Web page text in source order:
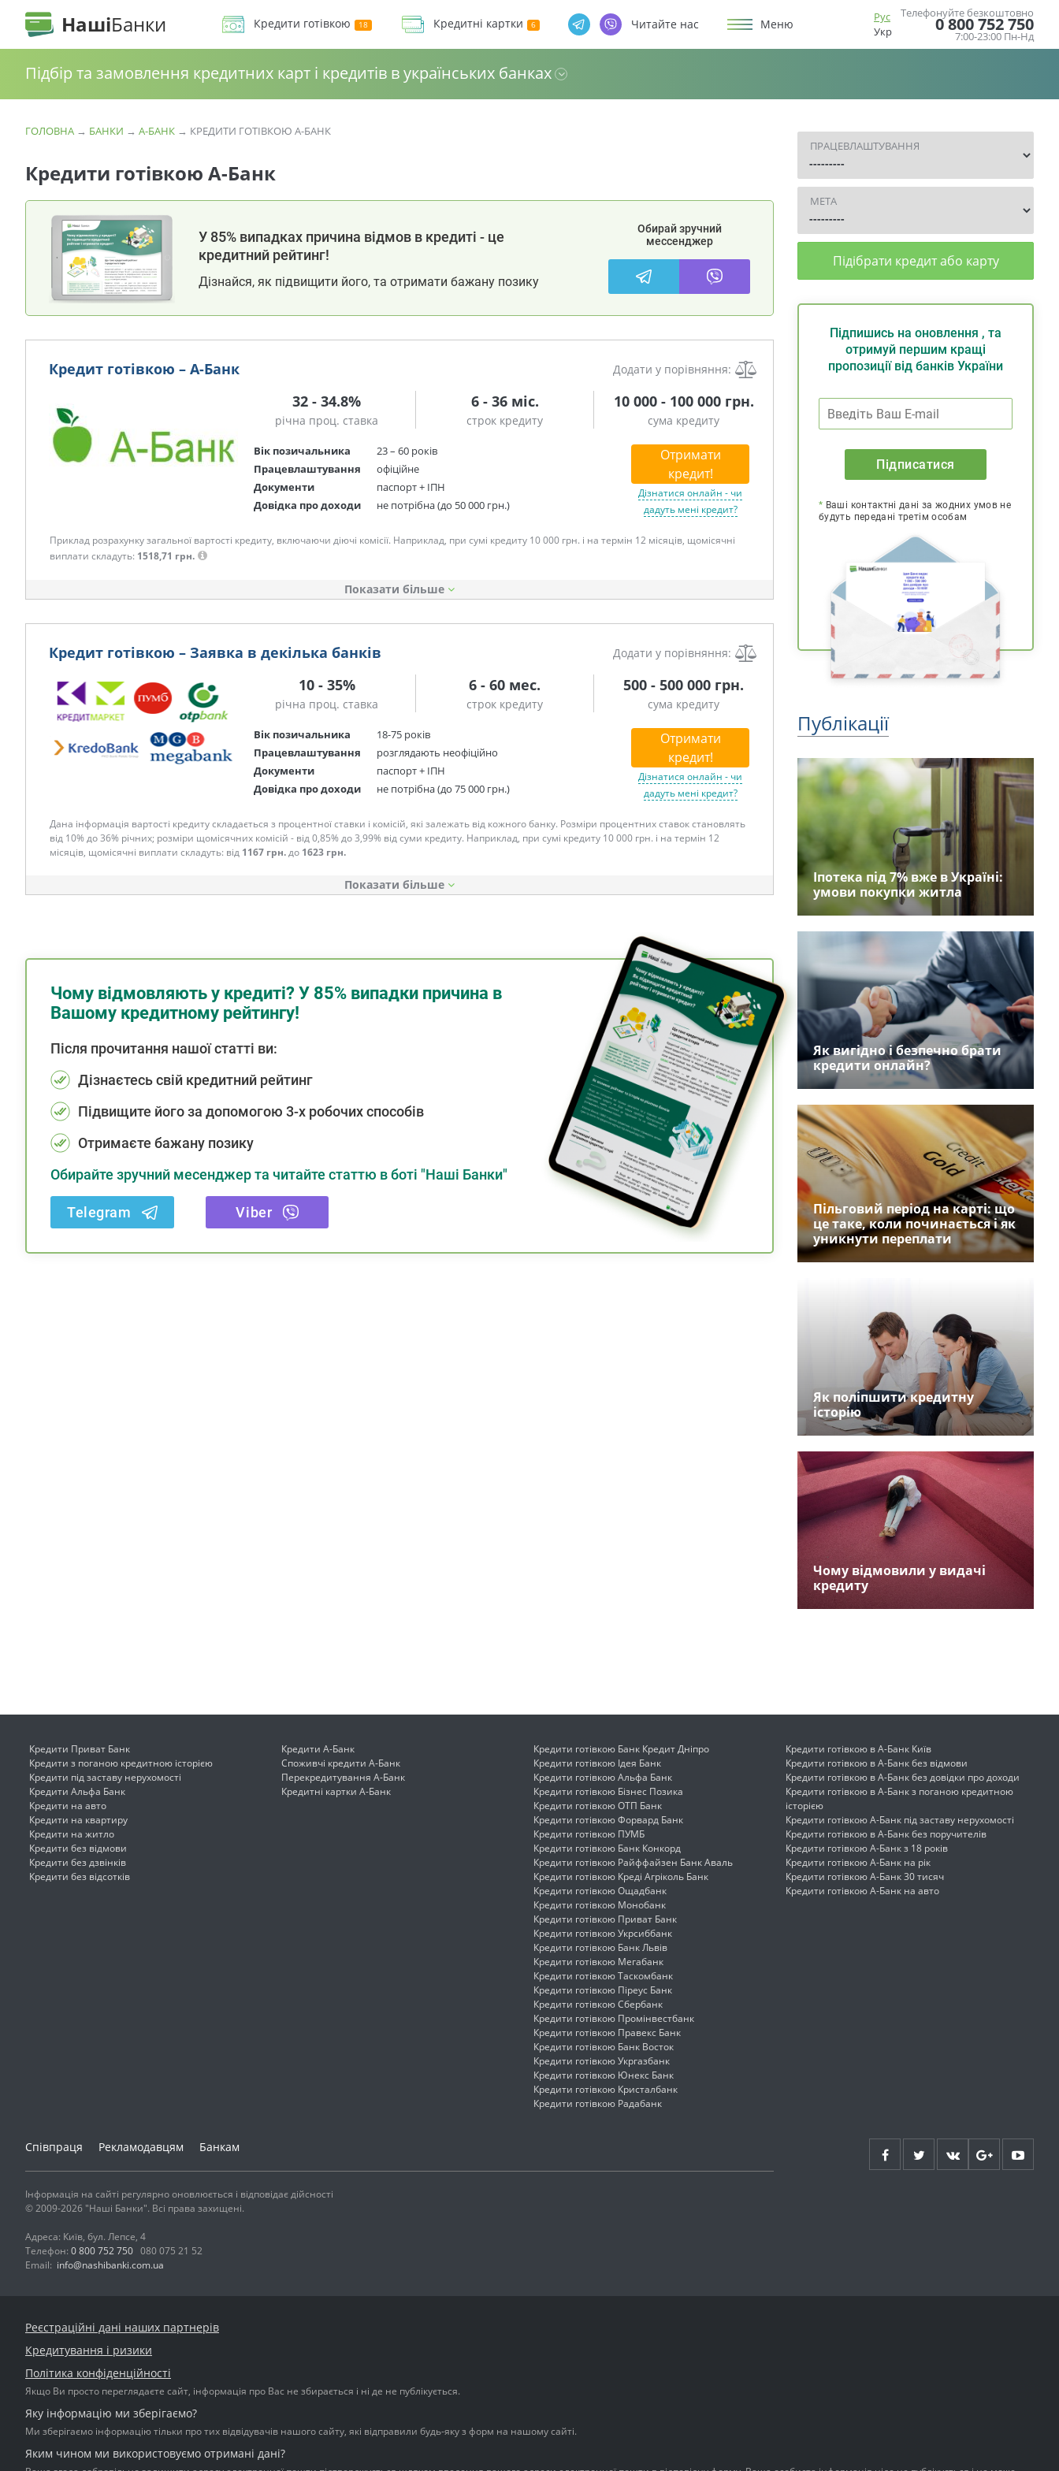
НашіБанки Кредити готівкою Кредитні картки Читайте нас Меню
Рус
Укр
Телефонуйте безкоштовно
0 800 752 750
7:00-23:00 Пн-Нд
Підбір та замовлення кредитних карт і кредитів в українських банках
ГОЛОВНА → БАНКИ → А-БАНК → КРЕДИТИ ГОТІВКОЮ А-БАНК
Кредити готівкою А-Банк
У 85% випадках причина відмов в кредиті - це
кредитний рейтинг!
Дізнайся, як підвищити його, та отримати бажану позику
Обирай зручний
мессенджер
Кредит готівкою – А-Банк Додати у порівняння:
32 - 34.8%
річна проц. ставка
6 - 36 міс.
строк кредиту
10 000 - 100 000 грн.
сума кредиту
Вік позичальника
23 – 60 років
Працевлаштування
офіційне
Документи
паспорт + ІПН
Довідка про доходи
не потрібна (до 50 000 грн.)
Отримати
кредит!
Дізнатися онлайн - чи
дадуть мені кредит?
Приклад розрахунку загальної вартості кредиту, включаючи діючі комісії. Наприклад, при сумі кредиту 10 000 грн. і на термін 12 місяців, щомісячні
виплати складуть: 1518,71 грн.
Показати
Кредит готівкою – Заявка в декілька банків Додати у порівняння:
10 - 35%
річна проц. ставка
6 - 60 мес.
строк кредиту
500 - 500 000 грн.
сума кредиту
Вік позичальника
18-75 років
Працевлаштування
розглядають неофіційно
Документи
паспорт + ІПН
Довідка про доходи
не потрібна (до 75 000 грн.)
Отримати
кредит!
Дізнатися онлайн - чи
дадуть мені кредит?
Дана інформація вартості кредиту складається з процентної ставки і комісій, які залежать від кожного банку. Розміри процентних ставок становлять
від 10% до 36% річних; розміри щомісячних комісій - від 0,85% до 3,99% від суми кредиту. Наприклад, при сумі кредиту 10 000 грн. і на термін 12
місяців, щомісячні виплати складуть: від 1167 грн.до 1623 грн.
Показати
Чому відмовляють у кредиті? У 85% випадки причина в
Вашому кредитному рейтингу!
Після прочитання нашої статті ви:
Дізнаєтесь свій кредитний рейтинг
Підвищите його за допомогою 3-х робочих способів
Отримаєте бажану позику
Обирайте зручний месенджер та читайте статтю в боті "Наші Банки"
Telegram Viber
ПРАЦЕВЛАШТУВАННЯ
МЕТА
Підібрати кредит або карту
Підпишись на оновлення , та
отримуй першим кращі
пропозиції від банків України
Підписатися
* Ваші контактні дані за жодних умов не
будуть передані третім особам
Публікації
Іпотека під 7% вже в Україні:
умови покупки житла
Як вигідно і безпечно брати
кредити онлайн?
Пільговий період на карті: що
це таке, коли починається і як
уникнути переплати
Як поліпшити кредитну
історію
Чому відмовили у видачі
кредиту
Кредити Приват Банк
Кредити з поганою кредитною історією
Кредити під заставу нерухомості
Кредити Альфа Банк
Кредити на авто
Кредити на квартиру
Кредити на житло
Кредити без відмови
Кредити без дзвінків
Кредити без відсотків
Кредити А-Банк
Споживчі кредити А-Банк
Перекредитування А-Банк
Кредитні картки А-Банк
Кредити готівкою Банк Кредит Дніпро
Кредити готівкою Ідея Банк
Кредити готівкою Альфа Банк
Кредити готівкою Бізнес Позика
Кредити готівкою ОТП Банк
Кредити готівкою Форвард Банк
Кредити готівкою ПУМБ
Кредити готівкою Банк Конкорд
Кредити готівкою Райффайзен Банк Аваль
Кредити готівкою Креді Агріколь Банк
Кредити готівкою Ощадбанк
Кредити готівкою Монобанк
Кредити готівкою Приват Банк
Кредити готівкою Укрсиббанк
Кредити готівкою Банк Львів
Кредити готівкою Мегабанк
Кредити готівкою Таскомбанк
Кредити готівкою Піреус Банк
Кредити готівкою Сбербанк
Кредити готівкою Промінвестбанк
Кредити готівкою Правекс Банк
Кредити готівкою Банк Восток
Кредити готівкою Укргазбанк
Кредити готівкою Юнекс Банк
Кредити готівкою Кристалбанк
Кредити готівкою Радабанк
Кредити готівкою в А-Банк Київ
Кредити готівкою в А-Банк без відмови
Кредити готівкою в А-Банк без довідки про доходи
Кредити готівкою в А-Банк з поганою кредитною
історією
Кредити готівкою А-Банк під заставу нерухомості
Кредити готівкою в А-Банк без поручителів
Кредити готівкою А-Банк з 18 років
Кредити готівкою А-Банк на рік
Кредити готівкою А-Банк 30 тисяч
Кредити готівкою А-Банк на авто
Співпраця Рекламодавцям Банкам
Інформація на сайті регулярно оновлюється і відповідає дійсності
© 2009-2026 "Наші Банки". Всі права захищені.
Адреса: Київ, бул. Лепсе, 4
Телефон: 0 800 752 750 080 075 21 52
Email: info@nashibanki.com.ua
Реєстраційні дані наших партнерів
Кредитування і ризики
Політика конфіденційності
Якщо Ви просто переглядаєте сайт, інформація про Вас не збирається і ні де не публікується.
Яку інформацію ми зберігаємо?
Ми зберігаємо інформацію тільки про тих відвідувачів нашого сайту, які відправили будь-яку з форм на нашому сайті.
Яким чином ми використовуємо отримані дані?